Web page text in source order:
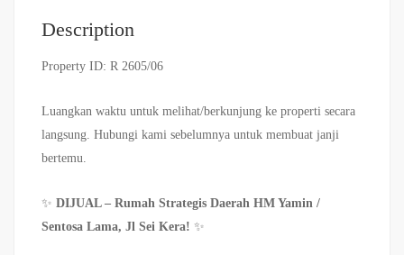
Description
Property ID: R 2605/06
Luangkan waktu untuk melihat/berkunjung ke properti secara
langsung. Hubungi kami sebelumnya untuk membuat janji
bertemu.
✨ DIJUAL – Rumah Strategis Daerah HM Yamin /
Sentosa Lama, Jl Sei Kera! ✨